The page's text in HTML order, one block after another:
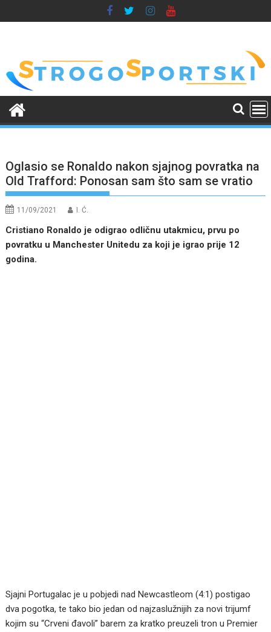
to
Oglasio se Ronaldo nakon sjajnog povratka na
Old Trafford: Ponosan sam što sam se vratio
11/09/2021 I. Ć.
Cristiano Ronaldo je odigrao odličnu utakmicu, prvu po
povratku u Manchester Unitedu za koji je igrao prije 12
godina.
Sjajni Portugalac je u pobjedi nad Newcastleom (4:1) postigao
dva pogotka, te tako bio jedan od najzaslužnijih za novi trijumf
kojim su “Crveni đavoli” barem za kratko preuzeli tron u Premier